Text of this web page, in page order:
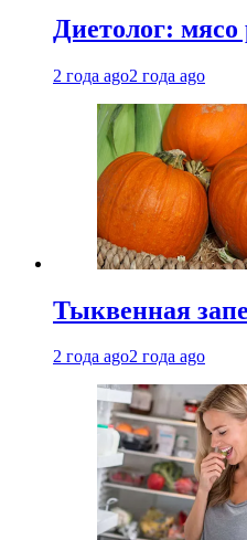
Диетолог:
2 года ago2 года ago
Тыквенная
2 года ago2 года ago